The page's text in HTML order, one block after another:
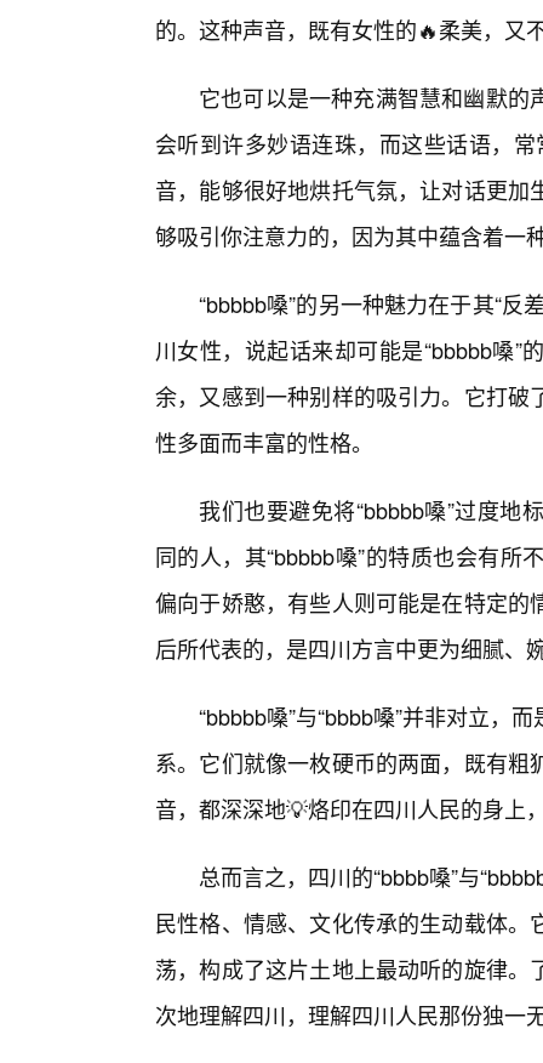
的。这种声音，既有女性的🔥柔美，又
它也可以是一种充满智慧和幽默
会听到许多妙语连珠，而这些话语，
音，能够很好地烘托气氛，让对话更
够吸引你注意力的，因为其中蕴含着一
“bbbbb嗓”的另一种魅力在于其“
川女性，说起话来却可能是“bbbbb嗓
余，又感到一种别样的吸引力。它打
性多面而丰富的性格。
我们也要避免将“bbbbb嗓”过度地
同的人，其“bbbbb嗓”的特质也会有
偏向于娇憨，有些人则可能是在特定
后所代表的，是四川方言中更为细腻、
“bbbbb嗓”与“bbbb嗓”并非对立，
系。它们就像一枚硬币的两面，既有
音，都深深地💡烙印在四川人民的身上
总而言之，四川的“bbbb嗓”与
民性格、情感、文化传承的生动载体
荡，构成了这片土地上最动听的旋律
次地理解四川，理解四川人民那份独一